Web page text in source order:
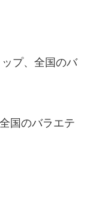
プ、全国のバ
国のバラエテ